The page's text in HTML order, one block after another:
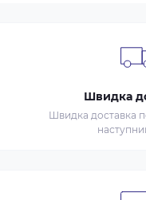
Швидка
Швидка доставка